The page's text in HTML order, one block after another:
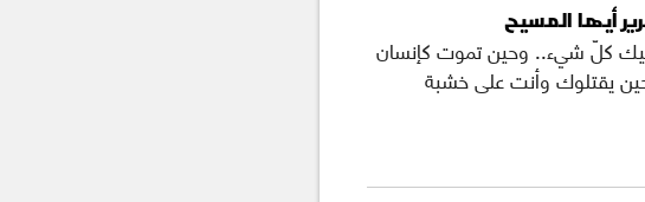
أيها المسيح
كلّ شيء.. وحين تموت كإنسان
يقتلوك وأنت على خشبة